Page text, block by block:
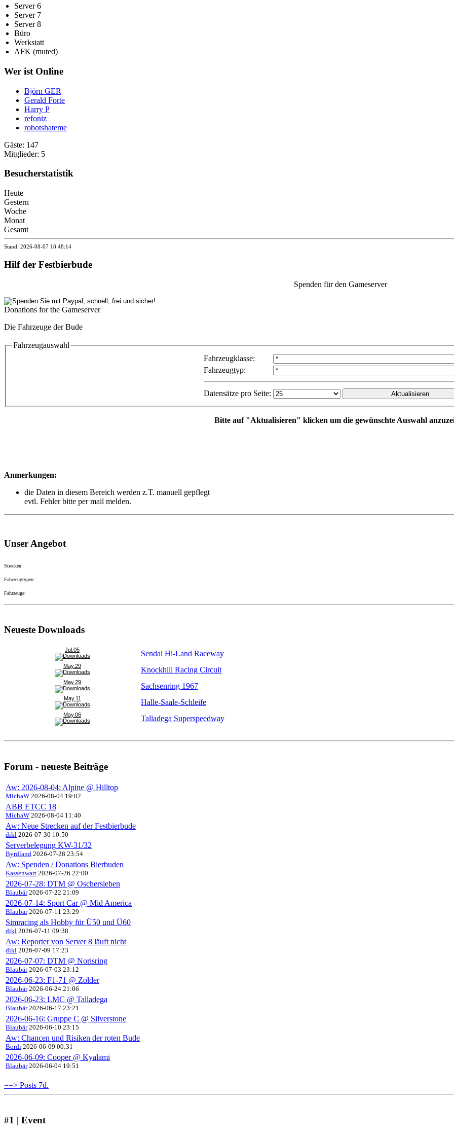
Server 6
Server 7
Server 8
Büro
Werkstatt
AFK (muted)
Wer ist Online
Björn GER
Gerald Forte
Harry P
refoniz
robotshateme
Gäste: 147
Mitglieder: 5
Besucherstatistik
Heute
Gestern
Woche
Monat
Gesamt
Stand: 2026-08-07 18:48:14
Hilf der Festbierbude
Spenden für den Gameserver
Donations for the Gameserver
Die Fahrzeuge der Bude
Fahrzeugauswahl
Fahrzeugklasse:
Fahrzeugtyp:
Datensätze pro Seite:
Bitte auf "Aktualisieren" klicken um die gewünschte Auswahl
Anmerkungen:
die Daten in diesem Bereich werden z.T. manuell gepflegt
evtl. Fehler bitte per mail melden.
Unser Angebot
Strecken:
Fahrzeugtypen:
Fahrzeuge:
Neueste Downloads
Jul.05 Sendai Hi-Land Raceway
May.29 Knockhill Racing Circuit
May.29 Sachsenring 1967
May.11 Halle-Saale-Schleife
May.06
Talladega Superspeedway
Forum - neueste Beiträge
Aw: 2026-08-04: Alpine @ Hilltop
MichaW 2026-08-04 19:02
ABB ETCC 18
MichaW 2026-08-04 11:40
Aw: Neue Strecken auf der Festbierbude
dikl 2026-07-30 10:50
Serverbelegung KW-31/32
Byrdland 2026-07-28 23:54
Aw: Spenden / Donations Bierbuden
Kassenwart 2026-07-26 22:00
2026-07-28: DTM @ Oschersleben
Blaubär2026-07-22 21:09
2026-07-14: Sport Car @ Mid America
Blaubär2026-07-11 23:29
Simracing als Hobby für Ü50 und Ü60
dikl 2026-07-11 09:38
Aw: Reporter von Server 8 läuft nicht
dikl 2026-07-09 17:23
2026-07-07: DTM @ Norisring
Blaubär2026-07-03 23:12
2026-06-23: F1-71 @ Zolder
Blaubär2026-06-24 21:06
2026-06-23: LMC @ Talladega
Blaubär2026-06-17 23:21
2026-06-16: Gruppe C @ Silverstone
Blaubär2026-06-10 23:15
Aw: Chancen und Risiken der roten Bude
Bordi 2026-06-09 00:31
2026-06-09: Cooper @ Kyalami
Blaubär2026-06-04 19:51
==> Posts 7d.
#1 | Event